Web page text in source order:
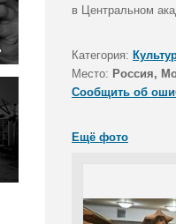
в Центральном
Категория:
Место: Россия,
Сообщить об
Ещё фото